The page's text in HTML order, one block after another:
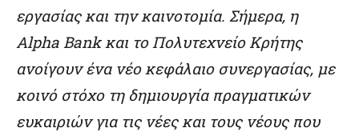
εργασίας και την καινοτομία. Σήμερα, η
Alpha Bank και το Πολυτεχνείο Κρήτης
ανοίγουν ένα νέο κεφάλαιο συνεργασίας, με
κοινό στόχο τη δημιουργία πραγματικών
ευκαιριών για τις νέες και τους νέους που